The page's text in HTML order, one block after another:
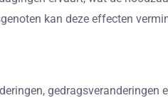
kan deze effecten
gedragsveranderingen